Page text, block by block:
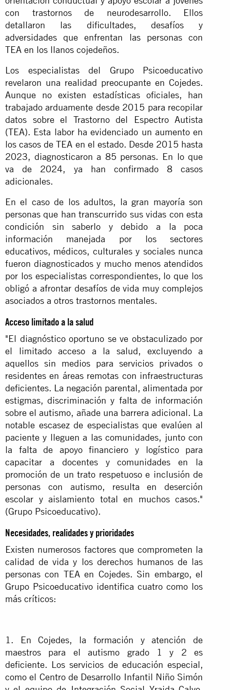
con trastornos de neurodesarrollo. Ellos
detallaron las dificultades, desafíos y
adversidades que enfrentan las personas con
TEA en los llanos cojedeños.
Los especialistas del Grupo Psicoeducativo
revelaron una realidad preocupante en Cojedes.
Aunque no existen estadísticas oficiales, han
trabajado arduamente desde 2015 para recopilar
datos sobre el Trastorno del Espectro Autista
(TEA). Esta labor ha evidenciado un aumento en
los casos de TEA en el estado. Desde 2015 hasta
2023, diagnosticaron a 85 personas. En lo que
va de 2024, ya han confirmado 8 casos
adicionales.
En el caso de los adultos, la gran mayoría son
personas que han transcurrido sus vidas con esta
condición sin saberlo y debido a la poca
información manejada por los sectores
educativos, médicos, culturales y sociales nunca
fueron diagnosticados y mucho menos atendidos
por los especialistas correspondientes, lo que los
obligó a afrontar desafíos de vida muy complejos
asociados a otros trastornos mentales.
Acceso limitado a la salud
"El diagnóstico oportuno se ve obstaculizado por
el limitado acceso a la salud, excluyendo a
aquellos sin medios para servicios privados o
residentes en áreas remotas con infraestructuras
deficientes. La negación parental, alimentada por
estigmas, discriminación y falta de información
sobre el autismo, añade una barrera adicional. La
notable escasez de especialistas que evalúen al
paciente y lleguen a las comunidades, junto con
la falta de apoyo financiero y logístico para
capacitar a docentes y comunidades en la
promoción de un trato respetuoso e inclusión de
personas con autismo, resulta en deserción
escolar y aislamiento total en muchos casos."
(Grupo Psicoeducativo).
Necesidades, realidades y prioridades
Existen numerosos factores que comprometen la
calidad de vida y los derechos humanos de las
personas con TEA en Cojedes. Sin embargo, el
Grupo Psicoeducativo identifica cuatro como los
más críticos:
1. En Cojedes, la formación y atención de
maestros para el autismo grado 1 y 2 es
deficiente. Los servicios de educación especial,
como el Centro de Desarrollo Infantil Niño Simón